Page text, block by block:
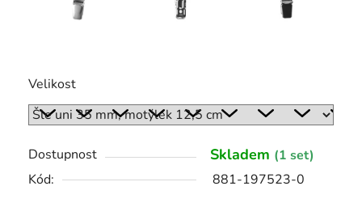
Velikost
Dostupnost Skladem (1 set)
Kód:
881-197523-0